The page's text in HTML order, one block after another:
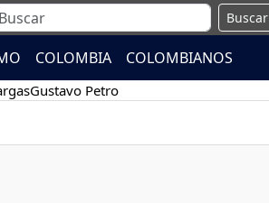
Buscar
COLOMBIA COLOMBIANOS
Gustavo Petro